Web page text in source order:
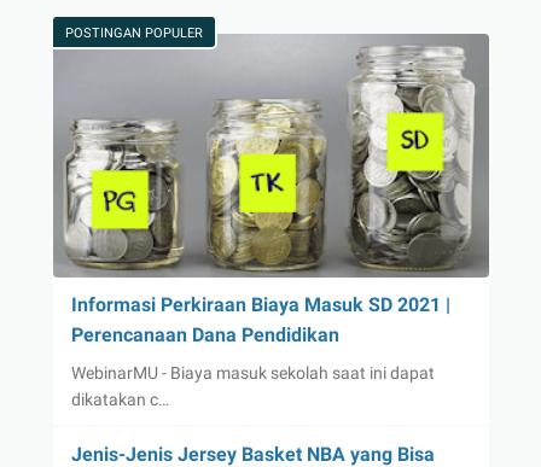
POSTINGAN POPULER
Informasi Perkiraan Biaya Masuk SD 2021 |
Perencanaan Dana Pendidikan
WebinarMU - Biaya masuk sekolah saat ini dapat
dikatakan c…
Jenis-Jenis Jersey Basket NBA yang Bisa